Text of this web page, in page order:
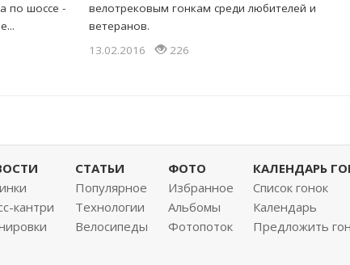
по шоссе -
велотрековым гонкам среди любителей и
ветеранов.
13.02.2016
226
кантри
СТАТЬИ
Популярное
Технологии
Велосипеды
ФОТО
Избранное
Альбомы
Фотопоток
КАЛЕНДАРЬ
Список гонок
Календарь
Предложить